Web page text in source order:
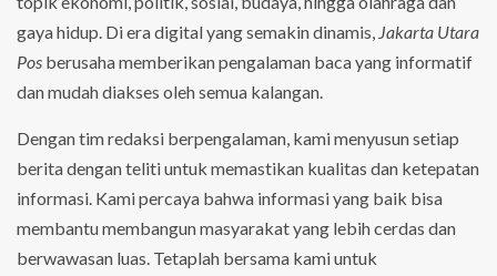
gaya hidup. Di era digital yang semakin dinamis, Jakarta Utara
Pos berusaha memberikan pengalaman baca yang informatif
dan mudah diakses oleh semua kalangan.
Dengan tim redaksi berpengalaman, kami menyusun setiap
berita dengan teliti untuk memastikan kualitas dan ketepatan
informasi. Kami percaya bahwa informasi yang baik bisa
membantu membangun masyarakat yang lebih cerdas dan
berwawasan luas. Tetaplah bersama kami untuk